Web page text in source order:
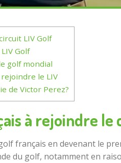
LIV Golf
Golf
golf mondial
le LIV
de Victor Perez?
à rejoindre le
français en devenant le
du golf, notamment en